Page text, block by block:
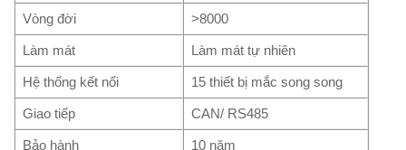
Vòng đời >8000
Làm mát Làm mát tự nhiên
Hệ thống kết nối 15 thiết bị mắc song song
Giao tiếp CAN/ RS485
Bảo hành 10 năm